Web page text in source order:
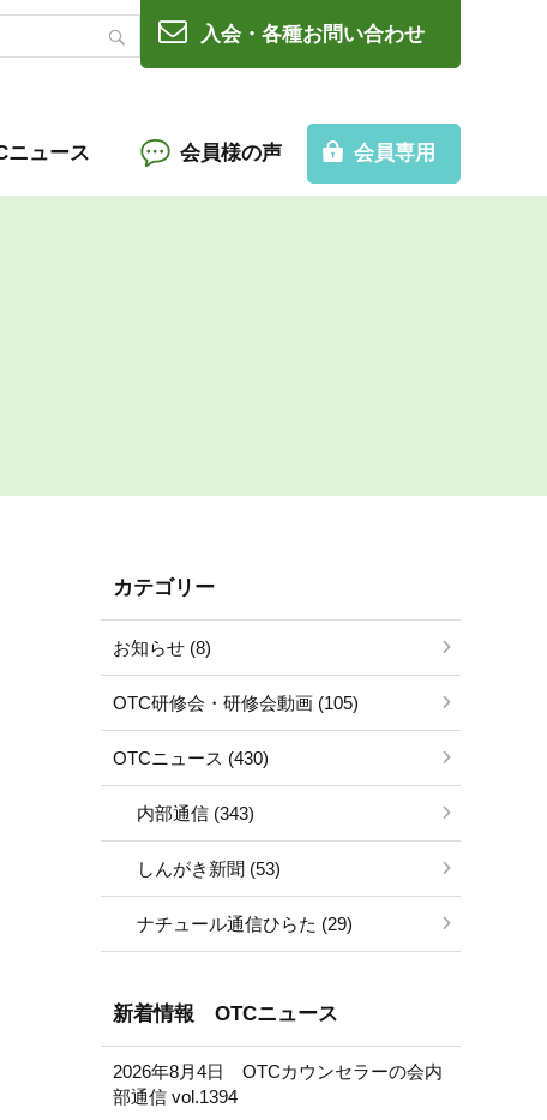
入会・各種お問い合わせ
ニュース 会員様の声 会員専用
カテゴリー
お知らせ (8)
OTC研修会・研修会動画 (105)
OTCニュース (430)
内部通信 (343)
しんがき新聞 (53)
ナチュール通信ひらた (29)
新着情報 OTCニュース
2026年8月4日 OTCカウンセラーの会内
部通信 vol.1394